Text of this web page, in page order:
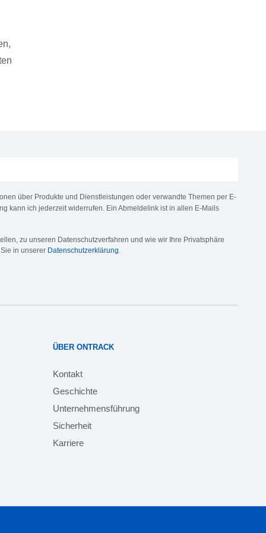
über Produkte und Dienstleistungen oder verwandte Themen per E-
kann ich jederzeit widerrufen. Ein Abmeldelink ist in allen E-Mails
zu unseren Datenschutzverfahren und wie wir Ihre Privatsphäre
in unserer Datenschutzerklärung.
ÜBER ONTRACK
Kontakt
Geschichte
Unternehmensführung
Sicherheit
Karriere